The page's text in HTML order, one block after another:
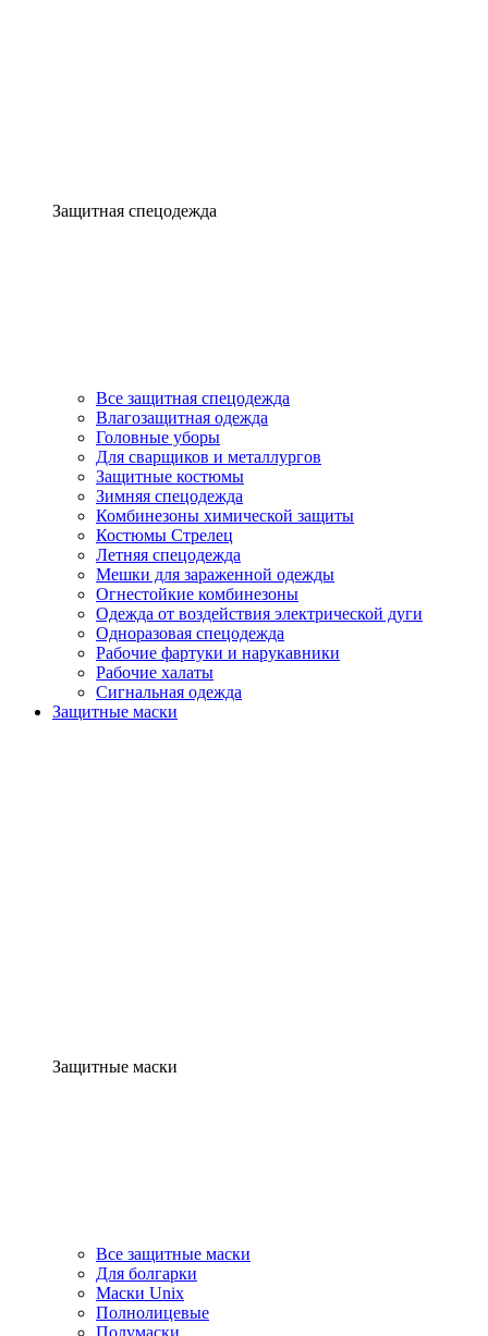
Защитная спецодежда
Все защитная спецодежда
Влагозащитная одежда
Головные уборы
Для сварщиков и металлургов
Защитные костюмы
Зимняя спецодежда
Комбинезоны химической защиты
Костюмы Стрелец
Летняя спецодежда
Мешки для зараженной одежды
Огнестойкие комбинезоны
Одежда от воздействия электрической дуги
Одноразовая спецодежда
Рабочие фартуки и нарукавники
Рабочие халаты
Сигнальная одежда
Защитные маски
Защитные маски
Все защитные маски
Для болгарки
Маски Unix
Полнолицевые
Полумаски